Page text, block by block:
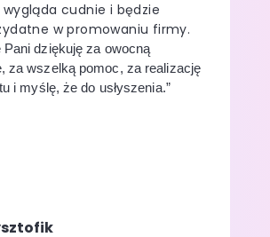
wygląda cudnie i będzie
w promowaniu firmy.
Pani dziękuję za owocną
za wszelką pomoc, za realizację
i myślę, że do usłyszenia.”